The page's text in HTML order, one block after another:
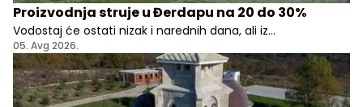
Proizvodnja struje u Đerdapu na 20 do 30%
Vodostaj će ostati nizak i narednih dana, ali iz
Elektroprivrede Srbije uveravaju da građani i privreda
nemaju razloga za brigu
05. Avg 2026.